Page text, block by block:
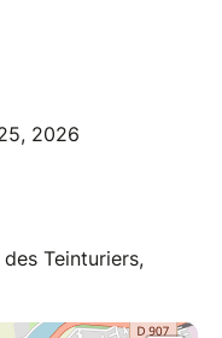
2026
Teinturiers,